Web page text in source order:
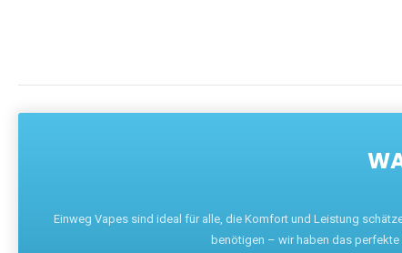
Einweg Vapes sind ideal für alle, die Komfort und Leistung
benötigen – wir haben das